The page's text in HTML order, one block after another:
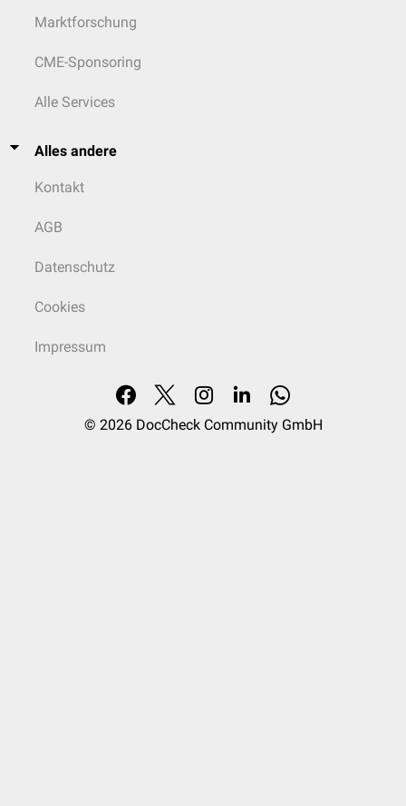
Marktforschung
CME-Sponsoring
Alle Services
Alles andere
Kontakt
AGB
Datenschutz
Cookies
Impressum
© 2026 DocCheck Community GmbH